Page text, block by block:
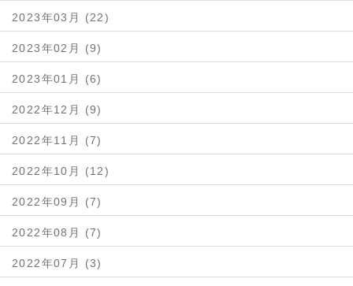
2023年03月 (22)
2023年02月 (9)
2023年01月 (6)
2022年12月 (9)
2022年11月 (7)
2022年10月 (12)
2022年09月 (7)
2022年08月 (7)
2022年07月 (3)